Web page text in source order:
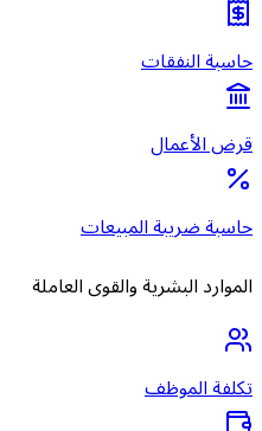
حاسبة النفقات
قرض الأعمال
حاسبة ضريبة المبيعات
الموارد البشرية والقوى العاملة
تكلفة الموظف